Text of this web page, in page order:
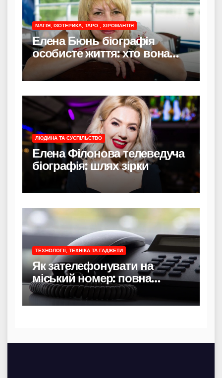
МАГІЯ, ІЗОТЕРИКА, ТАРО , ХІРОМАНТІЯ
Елена Бюнь біографія
особисте життя: хто вона
насправді
ЛЮДИНА ТА СУСПІЛЬСТВО
Елена Філонова телеведуча
біографія: шлях зірки
ТЕХНОЛОГІЇ, ТЕХНІКА ТА ГАДЖЕТИ
Як зателефонувати на
міський номер: повна
інструкція